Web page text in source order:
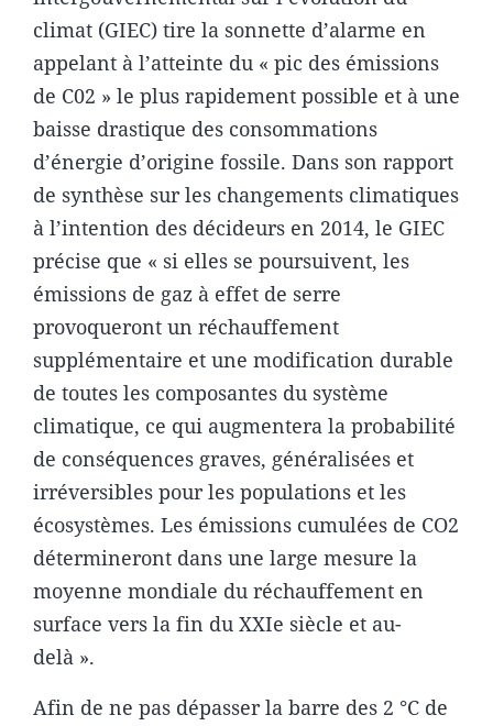
climat (GIEC) tire la sonnette d’alarme en
appelant à l’atteinte du « pic des émissions
de C02 » le plus rapidement possible et à une
baisse drastique des consommations
d’énergie d’origine fossile. Dans son rapport
de synthèse sur les changements climatiques
à l’intention des décideurs en 2014, le GIEC
précise que « si elles se poursuivent, les
émissions de gaz à effet de serre
provoqueront un réchauffement
supplémentaire et une modification durable
de toutes les composantes du système
climatique, ce qui augmentera la probabilité
de conséquences graves, généralisées et
irréversibles pour les populations et les
écosystèmes. Les émissions cumulées de CO2
détermineront dans une large mesure la
moyenne mondiale du réchauffement en
surface vers la fin du XXIe siècle et au-
delà ».
Afin de ne pas dépasser la barre des 2 °C de